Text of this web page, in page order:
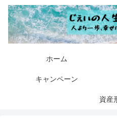
ホーム
キャンペーン
資産